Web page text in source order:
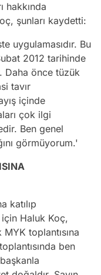
hakkında
şunları kaydetti:
uygulamasıdır. Bu
2012 tarihinde
Daha önce tüzük
tavır
içinde
çok ilgi
Ben genel
görmüyorum.'
katılıp
için Haluk Koç,
toplantısına
ben